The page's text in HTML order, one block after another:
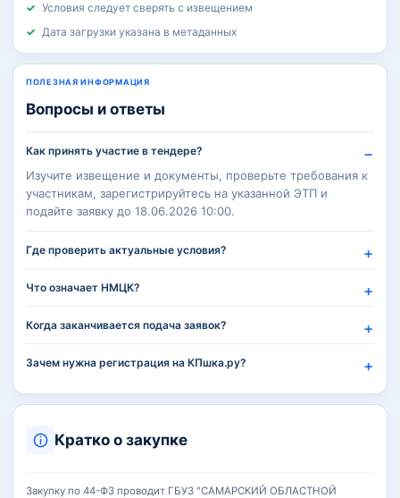
Условия следует сверять с извещением
Дата загрузки указана в метаданных
ПОЛЕЗНАЯ ИНФОРМАЦИЯ
Вопросы и ответы
Как принять участие в тендере?
Изучите извещение и документы, проверьте требования к
участникам, зарегистрируйтесь на указанной ЭТП и
подайте заявку до 18.06.2026 10:00.
Где проверить актуальные условия?
Что означает НМЦК?
Когда заканчивается подача заявок?
Зачем нужна регистрация на КПшка.ру?
Кратко о закупке
Закупку по 44-ФЗ проводит ГБУЗ "САМАРСКИЙ ОБЛАСТНОЙ